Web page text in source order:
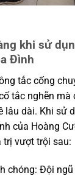
khi sử
Đình
tắc cống
tắc nghẽn mà
lâu dài. Khi sử
của Hoàng
trị vượt trội sau:
chóng: Đội